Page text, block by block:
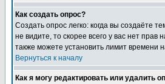
Как создать опрос?
Создать опрос легко: когда вы создаёте
не видите, то скорее всего у вас нет
также можете установить лимит времени
Вернуться к началу
Как я могу редактировать или удалить